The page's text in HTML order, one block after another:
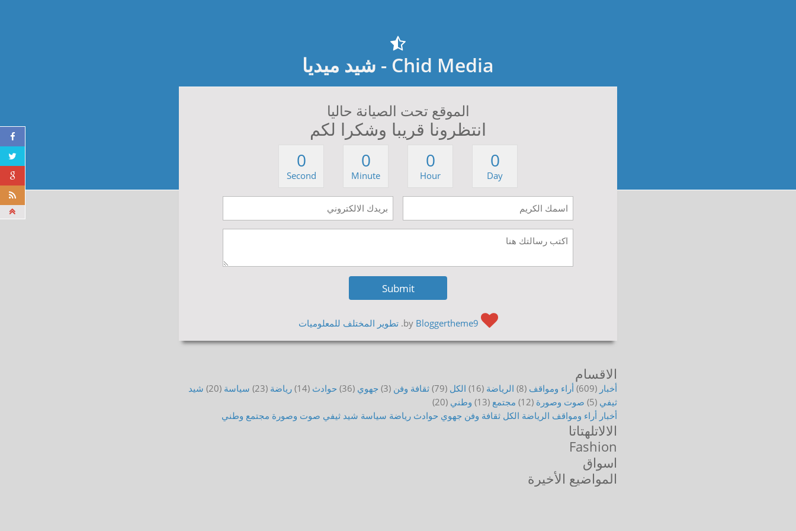
Chid Media - شيد ميديا
الموقع تحت الصيانة حاليا
انتظرونا قريبا وشكرا لكم
0
Day
0
Hour
0
Minute
0
Second
Bloggertheme9
.تطوير المختلف للمعلوميات
الاقسام
أخبار (609) أراء ومواقف (8) الرياضة (16) الكل (79) ثقافة وفن (3) جهوي (36) حوادث (14) رياضة (23) سياسة (20) شيد
ثيفي (5) صوت وصورة (12) مجتمع (13) وطني (20)
أخبار أراء ومواقف الرياضة الكل ثقافة وفن جهوي حوادث رياضة سياسة شيد ثيفي صوت وصورة مجتمع وطني
الالاتلهتاتا
Fashion
اسواق
المواضيع الأخيرة